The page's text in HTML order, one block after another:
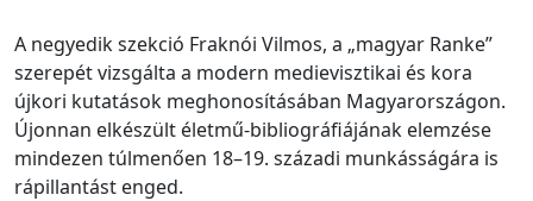
A negyedik szekció Fraknói Vilmos, a „magyar Ranke”
szerepét vizsgálta a modern medievisztikai és kora
újkori kutatások meghonosításában Magyarországon.
Újonnan elkészült életmű-bibliográfiájának elemzése
mindezen túlmenően 18–19. századi munkásságára is
rápillantást enged.